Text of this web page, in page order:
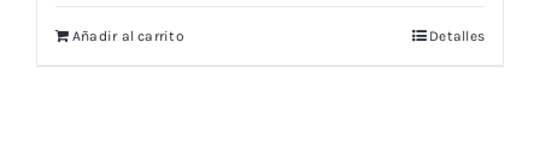
Añadir al carrito Detalles